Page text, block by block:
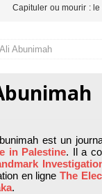
Capituler ou mourir :
Mille jours de génocide
Alors que Trump
Gaza : les Israéliens
crise sanitaire déjà
Ali Abunimah
est un
in Palestine. Il a
en ligne The
.